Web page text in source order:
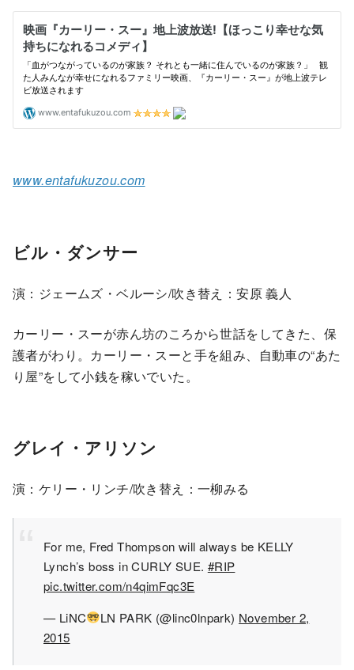
www.entafukuzou.com
ビル・ダンサー
演：ジェームズ・ベルーシ/吹き替え：安原 義人
カーリー・スーが赤ん坊のころから世話をしてきた、保
護者がわり。カーリー・スーと手を組み、自動車の“あた
り屋”をして小銭を稼いでいた。
グレイ・アリソン
演：ケリー・リンチ/吹き替え：一柳みる
For me, Fred Thompson will always be KELLY
Lynch’s boss in CURLY SUE. #RIP
pic.twitter.com/n4qimFqc3E
— LiNC
LN PARK (@linc0lnpark) November 2,
2015